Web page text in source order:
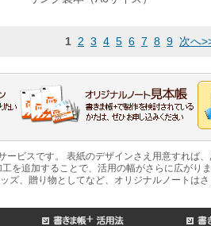
1 2 3 4 5 6 7 8 9 次へ
ビスです。 表紙のデザインさえ用意すれば
を追加することで、活用の幅がさらに広がり
、贈り物としてなど、オリジナルノートは